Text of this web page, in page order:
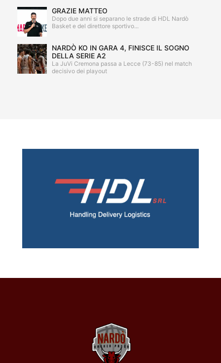
GRAZIE MATTEO
Dopo due anni si separano le strade di HDL Nardò
Basket e del direttore sportivo...
NARDÒ KO IN GARA 4, FINISCE IL SOGNO
DELLA SERIE A2
La JuVi Cremona passa a Lecce (73-85) nel match
decisivo dei playout